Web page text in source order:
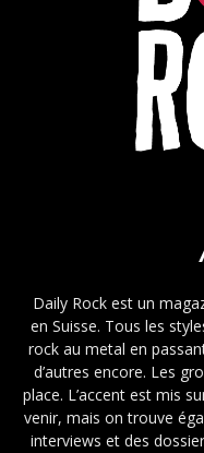
Daily Rock est un
en Suisse. Tous les
rock au metal en
d’autres encore. Les
place. L’accent est mis
venir, mais on trouve
interviews et des